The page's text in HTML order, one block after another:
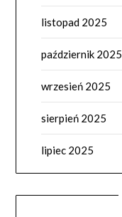
listopad 2025
październik 2025
wrzesień 2025
sierpień 2025
lipiec 2025